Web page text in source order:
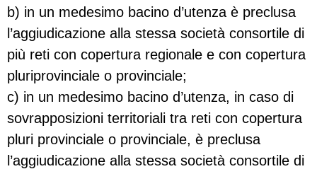
b) in un medesimo bacino d’utenza è preclusa
l’aggiudicazione alla stessa società consortile di
più reti con copertura regionale e con copertura
pluriprovinciale o provinciale;
c) in un medesimo bacino d’utenza, in caso di
sovrapposizioni territoriali tra reti con copertura
pluri provinciale o provinciale, è preclusa
l’aggiudicazione alla stessa società consortile di